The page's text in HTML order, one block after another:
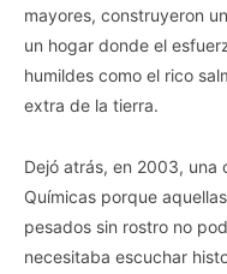
mayores, construyeron
un hogar donde el
humildes como el rico
extra de la tierra.
Dejó atrás, en 2003, una
Químicas porque
pesados sin rostro no
necesitaba escuchar